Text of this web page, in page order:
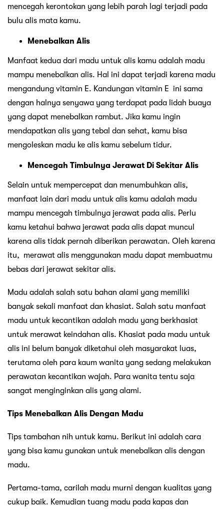
mencegah kerontokan yang lebih parah lagi terjadi pada
bulu alis mata kamu.
Menebalkan Alis
Manfaat kedua dari madu untuk alis kamu adalah madu
mampu menebalkan alis. Hal ini dapat terjadi karena madu
mengandung vitamin E. Kandungan vitamin E ini sama
dengan halnya senyawa yang terdapat pada lidah buaya
yang dapat menebalkan rambut. Jika kamu ingin
mendapatkan alis yang tebal dan sehat, kamu bisa
mengoleskan madu ke alis kamu sebelum tidur.
Mencegah Timbulnya Jerawat Di Sekitar Alis
Selain untuk mempercepat dan menumbuhkan alis,
manfaat lain dari madu untuk alis kamu adalah madu
mampu mencegah timbulnya jerawat pada alis. Perlu
kamu ketahui bahwa jerawat pada alis dapat muncul
karena alis tidak pernah diberikan perawatan. Oleh karena
itu, merawat alis menggunakan madu dapat membuatmu
bebas dari jerawat sekitar alis.
Madu adalah salah satu bahan alami yang memiliki
banyak sekali manfaat dan khasiat. Salah satu manfaat
madu untuk kecantikan adalah madu yang berkhasiat
untuk merawat keindahan alis. Khasiat pada madu untuk
alis ini belum banyak diketahui oleh masyarakat luas,
terutama oleh para kaum wanita yang sedang melakukan
perawatan kecantikan wajah. Para wanita tentu saja
sangat menginginkan alis yang alami.
Tips Menebalkan Alis Dengan Madu
Tips tambahan nih untuk kamu. Berikut ini adalah cara
yang bisa kamu gunakan untuk menebalkan alis dengan
madu.
Pertama-tama, carilah madu murni dengan kualitas yang
cukup baik. Kemudian tuang madu pada kapas dan